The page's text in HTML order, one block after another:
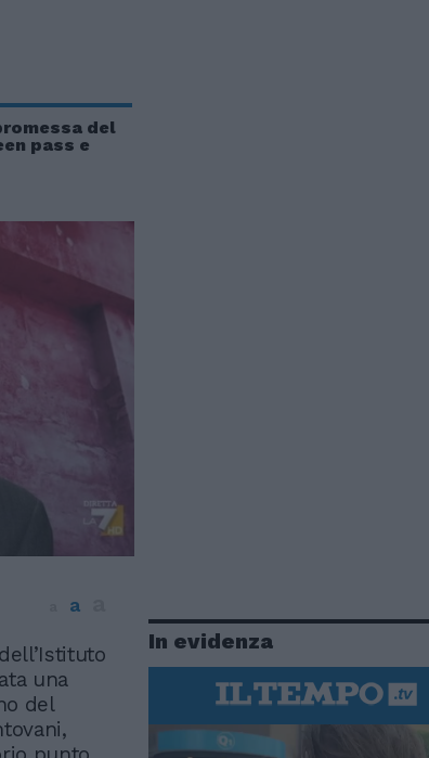
del
pass e
a
una
del
In evidenza